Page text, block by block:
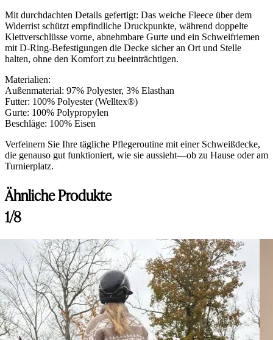
Mit durchdachten Details gefertigt: Das weiche Fleece über dem
Widerrist schützt empfindliche Druckpunkte, während doppelte
Klettverschlüsse vorne, abnehmbare Gurte und ein Schweifriemen
mit D-Ring-Befestigungen die Decke sicher an Ort und Stelle
halten, ohne den Komfort zu beeinträchtigen.
Materialien:
Außenmaterial: 97% Polyester, 3% Elasthan
Futter: 100% Polyester (Welltex®)
Gurte: 100% Polypropylen
Beschläge: 100% Eisen
Verfeinern Sie Ihre tägliche Pflegeroutine mit einer Schweißdecke,
die genauso gut funktioniert, wie sie aussieht—ob zu Hause oder am
Turnierplatz.
Ähnliche Produkte
1/8